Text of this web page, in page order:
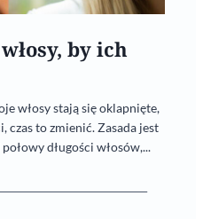
by ich
włosy stają się oklapnięte,
czas to zmienić. Zasada jest
długości włosów,...